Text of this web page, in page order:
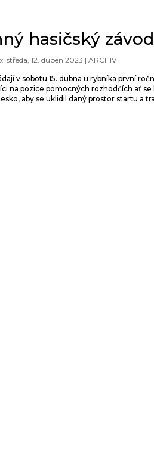
hasičský závod
středa, 12. duben 2023 | ARCHIV
v sobotu 15. dubna u rybníka první
na pozice pomocných rozhodčích ať
aby se uklidil daný prostor startu a